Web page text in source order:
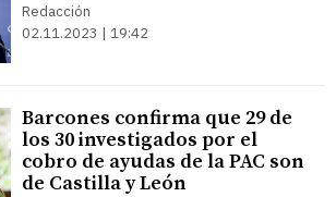
Redacción
02.11.2023 | 19:42
Barcones confirma que 29 de
los 30 investigados por el
cobro de ayudas de la PAC son
de Castilla y León